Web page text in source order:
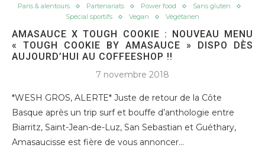
Paris & alentours
Partenariats Power food
Sans gluten
Spécial sportifs
Vegan Végétarien
AMASAUCE X TOUGH COOKIE : NOUVEAU MENU
« TOUGH COOKIE BY AMASAUCE » DISPO DÈS
AUJOURD’HUI AU COFFEESHOP !!
7 novembre 2018
*WESH GROS, ALERTE* Juste de retour de la Côte
Basque après un trip surf et bouffe d’anthologie entre
Biarritz, Saint-Jean-de-Luz, San Sebastian et Guéthary,
Amasaucisse est fière de vous annoncer…